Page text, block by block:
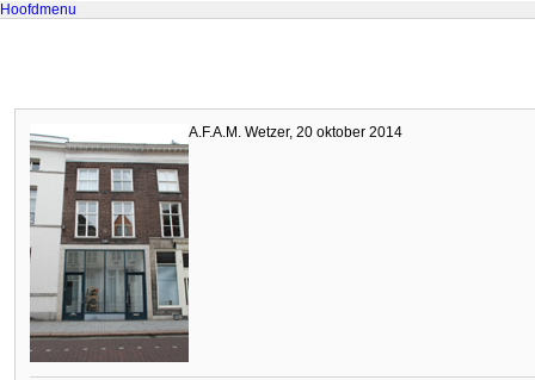
Hoofdmenu
A.F.A.M. Wetzer, 20 oktober 2014